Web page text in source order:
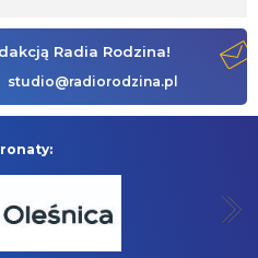
Radia Rodzina!
studio@radiorodzina.pl